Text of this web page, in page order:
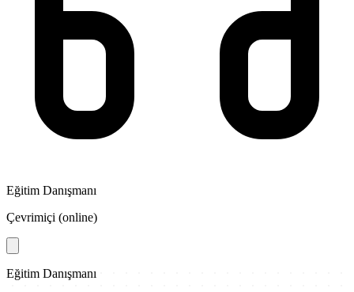
Eğitim Danışmanı
Çevrimiçi (online)
Eğitim Danışmanı